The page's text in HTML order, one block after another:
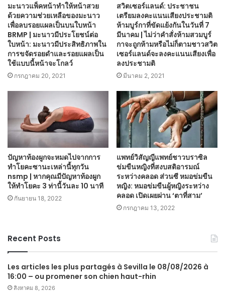
มะนาวแพ็คหน้าทำให้หน้าสวย
ด้วยความช่วยเหลือของมะนาว
เพื่อลบรอยแผลเป็นบนใบหน้า
BRMP | มะนาวมีประโยชน์ต่อ
ใบหน้า: มะนาวมีประสิทธิภาพใน
การขจัดรอยดำและรอยแผลเป็น
ใช้แบบนี้หน้าจะโกลว์
กรกฎาคม 20, 2021
สวิตเซอร์แลนด์: ประชาชน
เตรียมลงคะแนนเสียงประชามติ
ห้ามบูร์กาที่ขัดแย้งกันในวันที่ 7
มีนาคม | ไม่ว่าคำสั่งห้ามสวมบูร์
กาจะถูกห้ามหรือไม่ก็ตามชาวสวิต
เซอร์แลนด์จะลงคะแนนเสียงเพื่อ
ลงประชามติ
มีนาคม 2, 2021
ปัญหาท้องผูกจะหมดไปจากการ
ทำโยคะซานะเหล่านี้ทุกวัน
nsmp | หากคุณมีปัญหาท้องผูก
ให้ทำโยคะ 3 ท่านี้วันละ 10 นาที
กันยายน 18, 2022
แพทย์วิสัญญีแพทย์ชาวบราซิล
ข่มขืนหญิงที่สงบสติอารมณ์
ระหว่างคลอด ส่วนซี หมอข่มขืน
หญิง: หมอข่มขืนผู้หญิงระหว่าง
คลอด เปิดเผยผ่าน ‘ตาที่สาม’
กรกฎาคม 13, 2022
Recent Posts
Les articles les plus partagés à Sevilla le 08/08/2026 à
16:00 – ou promener son chien haut-rhin
สิงหาคม 8, 2026